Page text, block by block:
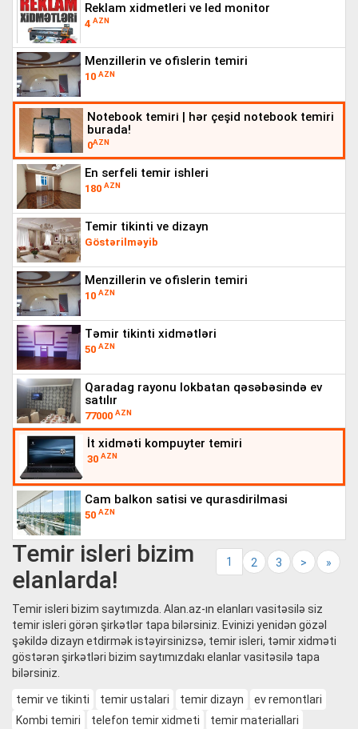
reklam xidmetleri ve led monitor
4 AZN
menzillerin ve ofislerin temiri
10 AZN
notebook temi̇ri̇ | hər çeşid notebook temiri bu
rada!
0AZN
en serfeli temir ishleri
180 AZN
temir tikinti ve dizayn
Göstərilməyib
menzillerin ve ofislerin temiri
10 AZN
təmir tikinti xidmətləri
50 AZN
qaradag rayonu lokbatan qəsəbəsində ev
satılır
77000 AZN
i̇t xidməti kompuyter temiri
30 AZN
cam balkon satisi ve qurasdirilmasi
50 AZN
1 2 3 > »
Temir isleri bizim
elanlarda!
Temir isleri bizim saytımızda. Alan.az-ın elanları vasitəsilə siz
temir isleri görən şirkətlər tapa bilərsiniz. Evinizi yenidən gözəl
şəkildə dizayn etdirmək istəyirsinizsə, temir isleri, təmir xidməti
göstərən şirkətləri bizim saytımızdakı elanlar vasitəsilə tapa
bilərsiniz.
temir ve tikinti temir ustalari temir dizayn
ev remontlari
Kombi temiri
telefon temir xidmeti temir materiallari